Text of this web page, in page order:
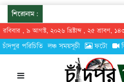
শিরোনাম:
রবিবার , ৯ আগস্ট, ২০২৬ খ্রিষ্টাব্দ , ২৫ শ্রাবণ,
চাঁদপুর পরিচিতি লঞ্চ সময়সূচী ফটো